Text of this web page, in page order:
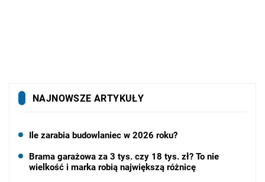
NAJNOWSZE ARTYKUŁY
Ile zarabia budowlaniec w 2026 roku?
Brama garażowa za 3 tys. czy 18 tys. zł? To nie
wielkość i marka robią największą różnicę